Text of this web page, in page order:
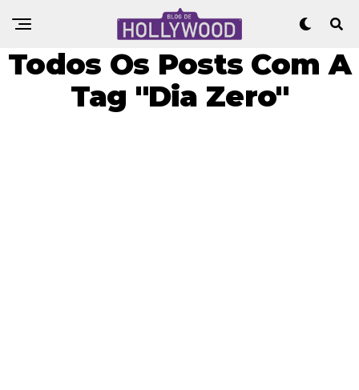
Todos Os Posts Com A
Tag "Dia Zero"